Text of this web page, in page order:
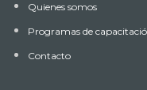
Quienes somos
Programas de
Contacto